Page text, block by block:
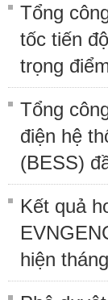
Tổng
tốc tiến
trọng
Tổng
điện hệ
(BESS)
Kết quả
hiện